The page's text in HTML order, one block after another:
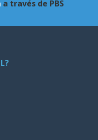
a través de PBS